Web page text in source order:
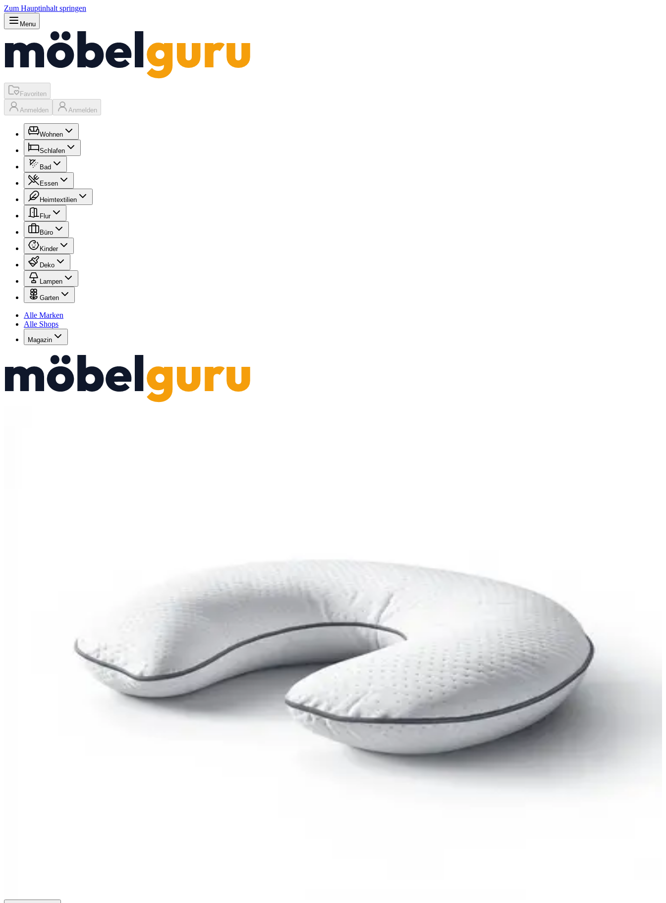
Zum Hauptinhalt springen
Menu
Favoriten
Anmelden Anmelden
Wohnen
Schlafen
Bad
Essen
Heimtextilien
Flur
Büro
Kinder
Deko
Lampen
Garten
Alle Marken
Alle Shops
Magazin